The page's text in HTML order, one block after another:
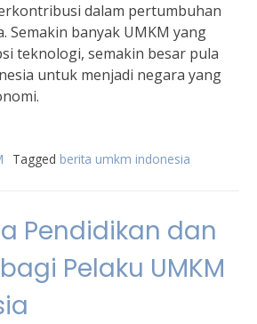
dalam pertumbuhan
Semakin banyak UMKM yang
teknologi, semakin besar pula
untuk menjadi negara yang
Tagged berita umkm indonesia
Pendidikan dan
Pelaku UMKM